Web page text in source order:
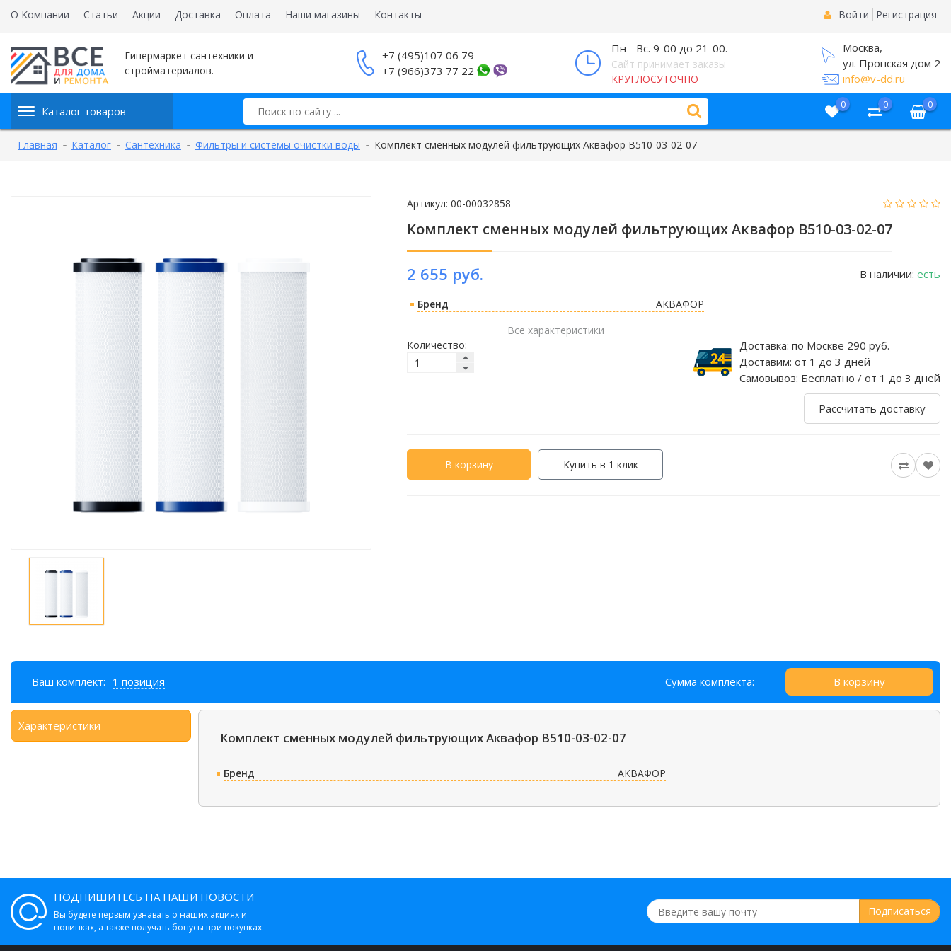
О Компании Статьи Акции Доставка Оплата Наши магазины Контакты Войти Регистрация
Гипермаркет сантехники и
стройматериалов.
+7 (495)107 06 79
+7 (966)373 77 22
Пн - Вс. 9-00 до 21-00.
Сайт принимает заказы
КРУГЛОСУТОЧНО
Москва,
ул. Пронская дом 2
info@v-dd.ru
Каталог товаров 0 0 0
Главная Каталог Сантехника Фильтры и системы очистки воды Комплект сменных модулей фильтрующих Аквафор В510-03-02-07
Артикул: 00-00032858
Комплект сменных модулей фильтрующих Аквафор В510-03-02-07
2 655 руб. В наличии: есть
Бренд
АКВАФОР
Все характеристики
Количество:
Доставка: по Москве 290 руб.
Доставим: от 1 до 3 дней
Самовывоз: Бесплатно / от 1 до 3 дней
Рассчитать доставку
В корзину Купить в 1 клик
Ваш комплект: 1 позиция Сумма комплекта: В корзину
Характеристики
Комплект сменных модулей фильтрующих Аквафор В510-03-02-07
Бренд АКВАФОР
ПОДПИШИТЕСЬ НА НАШИ НОВОСТИ
Вы будете первым узнавать о наших акциях и
новинках, а также получать бонусы при покупках.